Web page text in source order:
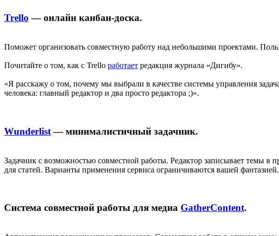
Trello — онлайн канбан-доска.
Поможет организовать совместную работу над небольшими проектами.
Почитайте о том, как с Trello работает редакция журнала «Дигибу».
«Я расскажу о том, почему мы выбрали в качестве системы управления
человека: главный редактор и два просто редактора ;)».
Wunderlist— минималистичный задачник.
Задачник с возможностью совместной работы. Редактор записывает темы
для статей. Варианты применения сервиса ограничиваются вашей фантазией.
Система совместной работы для медиа GatherContent.